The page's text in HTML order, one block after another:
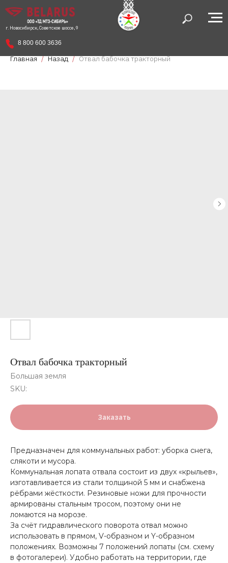
г. Новосибирск, Советское шоссе, 9
8 800 600 3636
Главная Назад Отвал бабочка тракторный
Отвал бабочка тракторный
Большая земля
SKU:
Заказать
Предназначен для коммунальных работ: уборка снега,
слякоти и мусора.
Коммунальная лопата отвала состоит из двух «крыльев»,
изготавливается из стали толщиной 5 мм и снабжена
рёбрами жёсткости. Резиновые ножи для прочности
армированы стальным тросом, поэтому они не
ломаются на морозе.
За счёт гидравлического поворота отвал можно
использовать в прямом, V-образном и Y-образном
положениях. Возможны 7 положений лопаты (см. схему
в фотогалереи). Удобно работать на территории, где